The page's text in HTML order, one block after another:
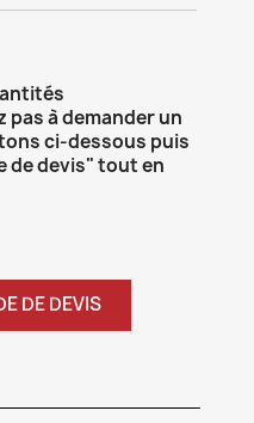
à demander un
ci-dessous puis
de devis" tout en
DE DEVIS